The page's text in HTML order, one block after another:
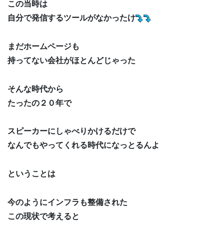
この当時は
自分で発信するツールがなかったけ
まだホームページも
持ってない会社がほとんどじゃった
そんな時代から
たったの２０年で
スピーカーにしゃべりかけるだけで
なんでもやってくれる時代になっとるんよ
ということは
今のようにインフラも整備された
この現状で考えると